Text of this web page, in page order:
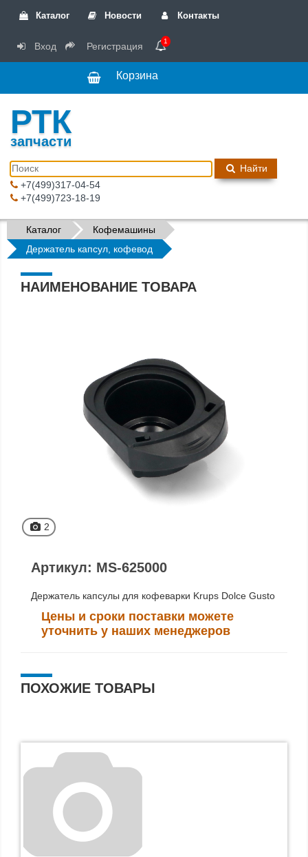
Каталог Новости Контакты
Вход Регистрация 1
Корзина
РТК
запчасти
Найти
+7(499)317-04-54
+7(499)723-18-19
Каталог
Кофемашины
Держатель капсул, кофевод
НАИМЕНОВАНИЕ ТОВАРА
2
Артикул: MS-625000
Держатель капсулы для кофеварки Krups Dolce Gusto
Цены и сроки поставки можете
уточнить у наших менеджеров
ПОХОЖИЕ ТОВАРЫ